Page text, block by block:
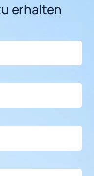
erhalten